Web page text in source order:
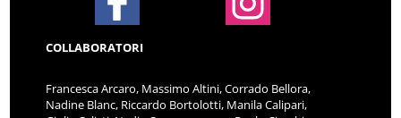
COLLABORATORI
Francesca Arcaro, Massimo Altini, Corrado Bellora,
Nadine Blanc, Riccardo Bortolotti, Manila Calipari,